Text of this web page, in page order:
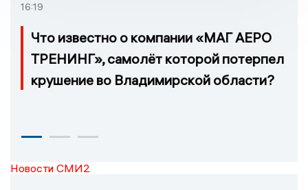
16:19
Что известно о компании «МАГ АЕРО
ТРЕНИНГ», самолёт которой потерпел
крушение во Владимирской области?
Новости СМИ2